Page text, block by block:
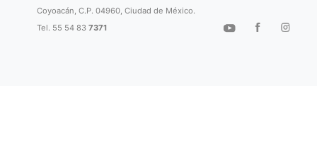
Coyoacán, C.P. 04960, Ciudad de México.
Tel. 55 54 837371